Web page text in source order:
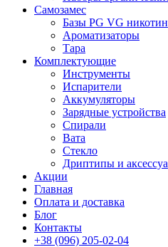
Самозамес
Базы PG VG никотин
Ароматизаторы
Тара
Комплектующие
Инструменты
Испарители
Аккумуляторы
Зарядные устройства
Спирали
Вата
Стекло
Дриптипы и
Акции
Главная
Оплата и доставка
Блог
Контакты
+38 (096) 205-02-04